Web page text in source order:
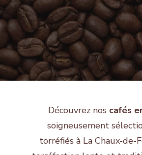
Découvrez nos cafés
soigneusement
torréfiés à La Chaux-de-